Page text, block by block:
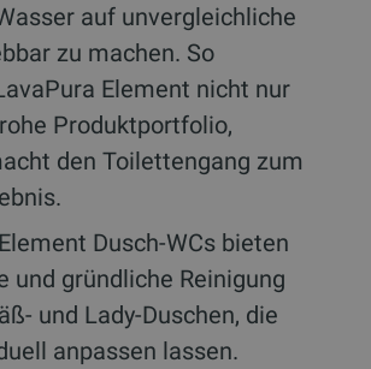
auf unvergleichliche
zu machen. So
Element nicht nur
Produktportfolio,
den Toilettengang zum
Dusch-WCs bieten
und gründliche Reinigung
und Lady-Duschen, die
anpassen lassen.